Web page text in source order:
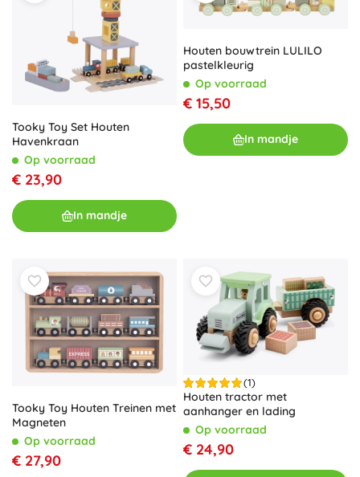
Tooky Toy Set Houten
Havenkraan
Op voorraad
€ 23,90
In mandje
Houten bouwtrein LULILO
pastelkleurig
Op voorraad
€ 15,50
In mandje
Tooky Toy Houten Treinen met
Magneten
Op voorraad
€ 27,90
(1)
Houten tractor met
aanhanger en lading
Op voorraad
€ 24,90